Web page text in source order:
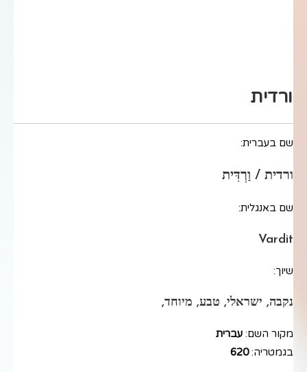
ורדית
שם בעברית:
ורדית / וַרְדִּית
שם באנגלית:
Vardit
שיוך:
נקבה, ישראלי, טבע, מיוחד,
מקור השם: עברית
בגמטריה:620